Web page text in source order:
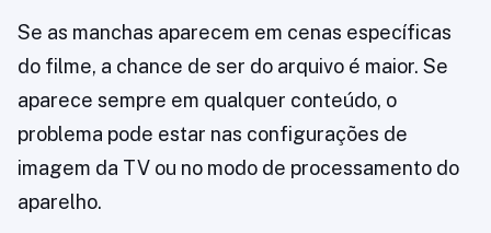
Se as manchas aparecem em cenas específicas
do filme, a chance de ser do arquivo é maior. Se
aparece sempre em qualquer conteúdo, o
problema pode estar nas configurações de
imagem da TV ou no modo de processamento do
aparelho.